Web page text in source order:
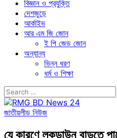
বিজ্ঞান ও প্রযুক্তি
দেশজুড়ে
আর্কাইভ
আর এম জি জোন
ই পি জেড জোন
অন্যান্য
ভিন্ন ধরণ
ধর্ম ও শিক্ষা
Search
for:
জাতীয়লীড নিউজ
যে কারণে লকডাউন বাড়তে